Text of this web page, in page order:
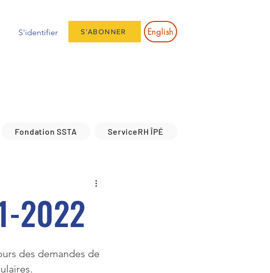
S'identifier S'ABONNER English
Fondation SSTA ServiceRH ÎPÉ
2022
des demandes de